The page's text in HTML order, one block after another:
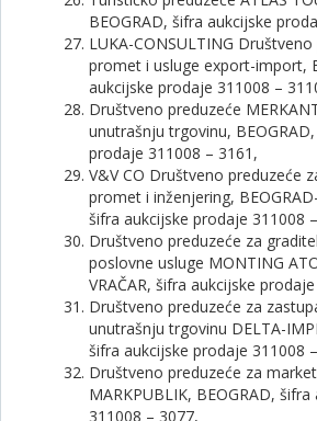
BEOGRAD, šifra aukcijske
LUKA-CONSULTING
promet i usluge export-import,
aukcijske prodaje 311008 –
Društveno preduzeće
unutrašnju trgovinu,
prodaje 311008 – 3161,
V&V CO Društveno preduzeće
promet i inženjering, BEOGRAD-
šifra aukcijske prodaje 311008
Društveno preduzeće za
poslovne usluge MONTING
VRAČAR, šifra aukcijske
Društveno preduzeće za
unutrašnju trgovinu DELTA-
šifra aukcijske prodaje 311008
Društveno preduzeće za
MARKPUBLIK, BEOGRAD,
311008 – 3077,